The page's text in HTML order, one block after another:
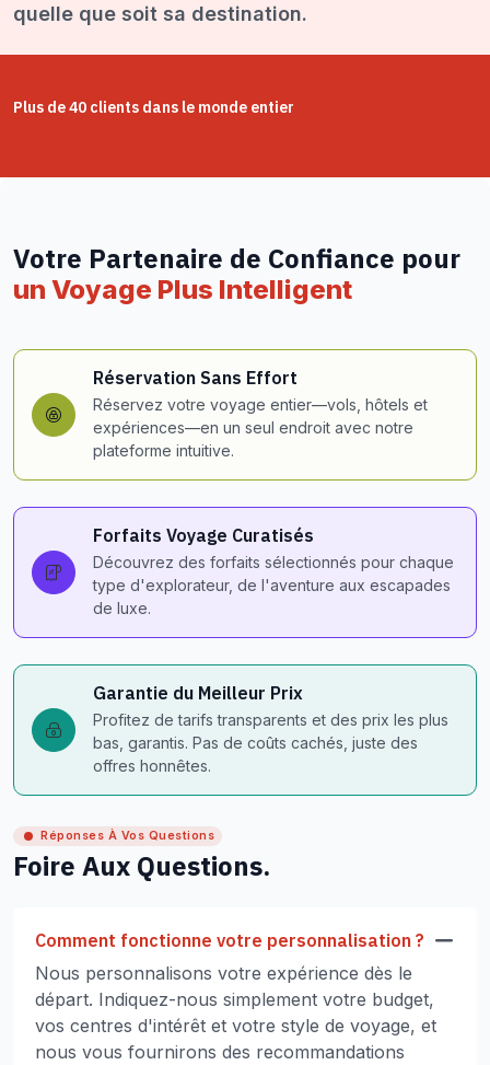
quelle que soit sa destination.
Plus de 40 clients dans le monde entier
Votre Partenaire de Confiance pour
un Voyage Plus Intelligent
Réservation Sans Effort
Réservez votre voyage entier—vols, hôtels et
expériences—en un seul endroit avec notre
plateforme intuitive.
Forfaits Voyage Curatisés
Découvrez des forfaits sélectionnés pour chaque
type d'explorateur, de l'aventure aux escapades
de luxe.
Garantie du Meilleur Prix
Profitez de tarifs transparents et des prix les plus
bas, garantis. Pas de coûts cachés, juste des
offres honnêtes.
Réponses À Vos Questions
Foire Aux Questions.
Comment fonctionne votre personnalisation ?
Nous personnalisons votre expérience dès le
départ. Indiquez-nous simplement votre budget,
vos centres d'intérêt et votre style de voyage, et
nous vous fournirons des recommandations